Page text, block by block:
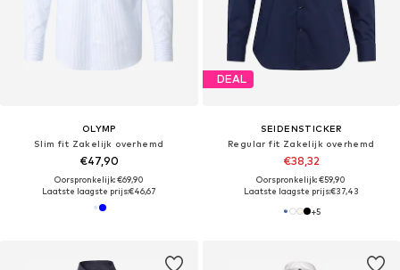
OLYMP
Slim fit Zakelijk overhemd
€47,90
Oorspronkelijk: €69,90
Laatste laagste prijs:€46,67
DEAL
SEIDENSTICKER
Regular fit Zakelijk overhemd
€38,32
Oorspronkelijk: €59,90
Laatste laagste prijs:€37,43
+5